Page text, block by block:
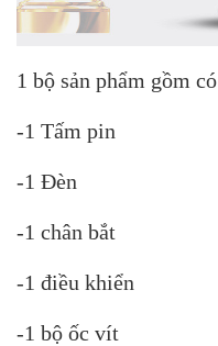
1 bộ sản phẩm gồm có
-1 Tấm pin
-1 Đèn
-1 chân bắt
-1 điều khiển
-1 bộ ốc vít